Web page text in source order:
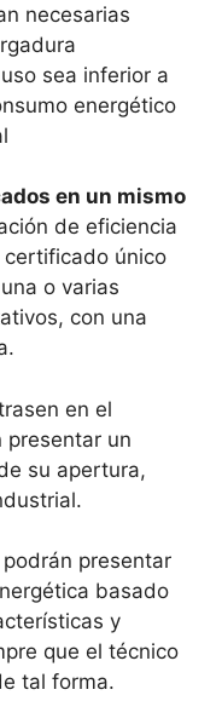
necesarias
sea inferior a
energético
en un mismo
de eficiencia
único
o varias
con una
en el
un
su apertura,
podrán presentar
basado
y
que el técnico
tal forma.